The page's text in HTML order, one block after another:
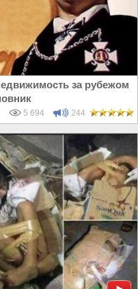
за рубежом
5 694 244